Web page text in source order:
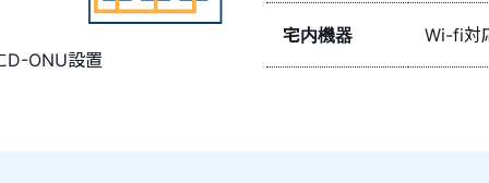
D-ONU設置
宅内機器 Wi-fi対